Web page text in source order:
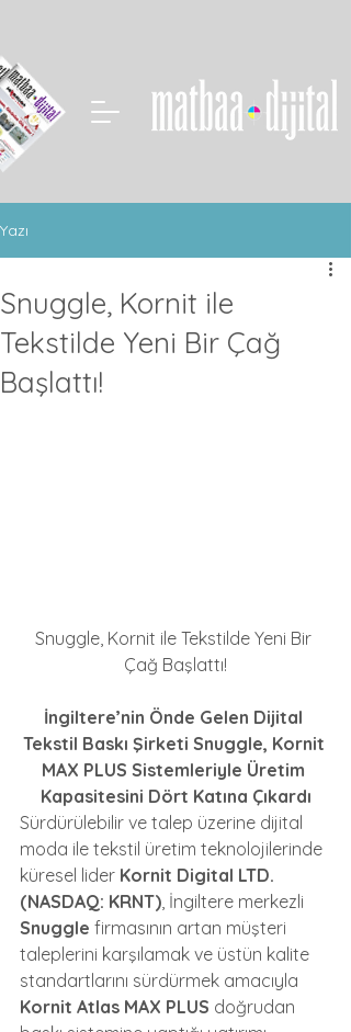
Yazı
Snuggle, Kornit ile
Tekstilde Yeni Bir Çağ
Başlattı!
Snuggle, Kornit ile Tekstilde Yeni Bir
Çağ Başlattı!
İngiltere’nin Önde Gelen Dijital
Tekstil Baskı Şirketi Snuggle, Kornit
MAX PLUS Sistemleriyle Üretim
Kapasitesini Dört Katına Çıkardı
Sürdürülebilir ve talep üzerine dijital
moda ile tekstil üretim teknolojilerinde
küresel lider Kornit Digital LTD.
(NASDAQ: KRNT) , İngiltere merkezli
Snuggle firmasının artan müşteri
taleplerini karşılamak ve üstün kalite
standartlarını sürdürmek amacıyla
Kornit Atlas MAX PLUS doğrudan